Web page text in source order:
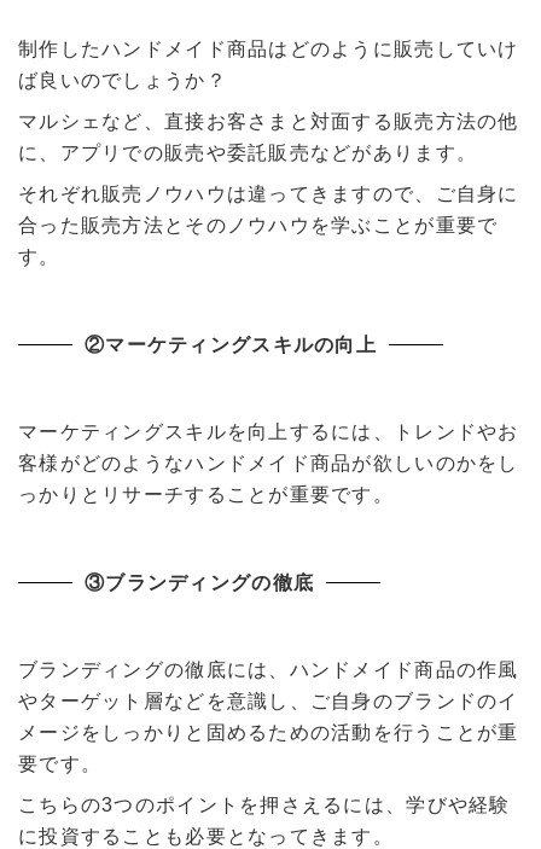
制作したハンドメイド商品はどのように販売していけ
ば良いのでしょうか？
マルシェなど、直接お客さまと対面する販売方法の他
に、アプリでの販売や委託販売などがあります。
それぞれ販売ノウハウは違ってきますので、ご自身に
合った販売方法とそのノウハウを学ぶことが重要で
す。
②マーケティングスキルの向上
マーケティングスキルを向上するには、トレンドやお
客様がどのようなハンドメイド商品が欲しいのかをし
っかりとリサーチすることが重要です。
③ブランディングの徹底
ブランディングの徹底には、ハンドメイド商品の作風
やターゲット層などを意識し、ご自身のブランドのイ
メージをしっかりと固めるための活動を行うことが重
要です。
こちらの3つのポイントを押さえるには、学びや経験
に投資することも必要となってきます。